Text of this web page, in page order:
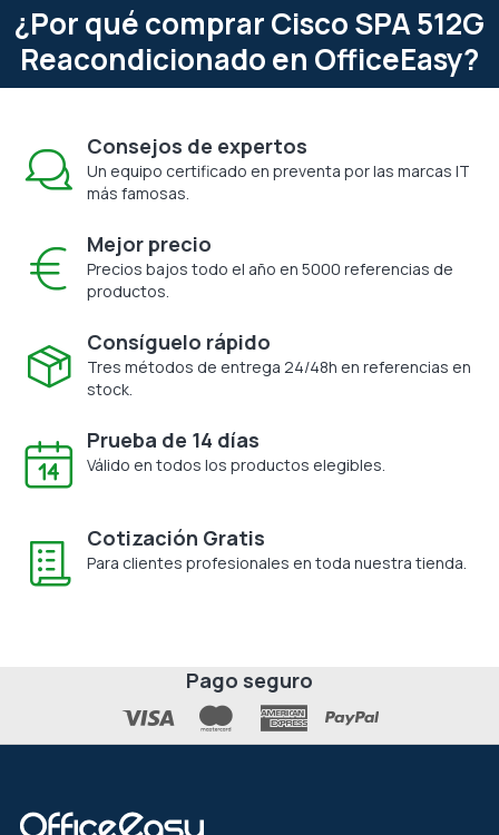
¿Por qué comprar Cisco SPA 512G
Reacondicionado en OfficeEasy?
Consejos de expertos
Un equipo certificado en preventa por las marcas IT
más famosas.
Mejor precio
Precios bajos todo el año en 5000 referencias de
productos.
Consíguelo rápido
Tres métodos de entrega 24/48h en referencias en
stock.
Prueba de 14 días
Válido en todos los productos elegibles.
Cotización Gratis
Para clientes profesionales en toda nuestra tienda.
Pago seguro